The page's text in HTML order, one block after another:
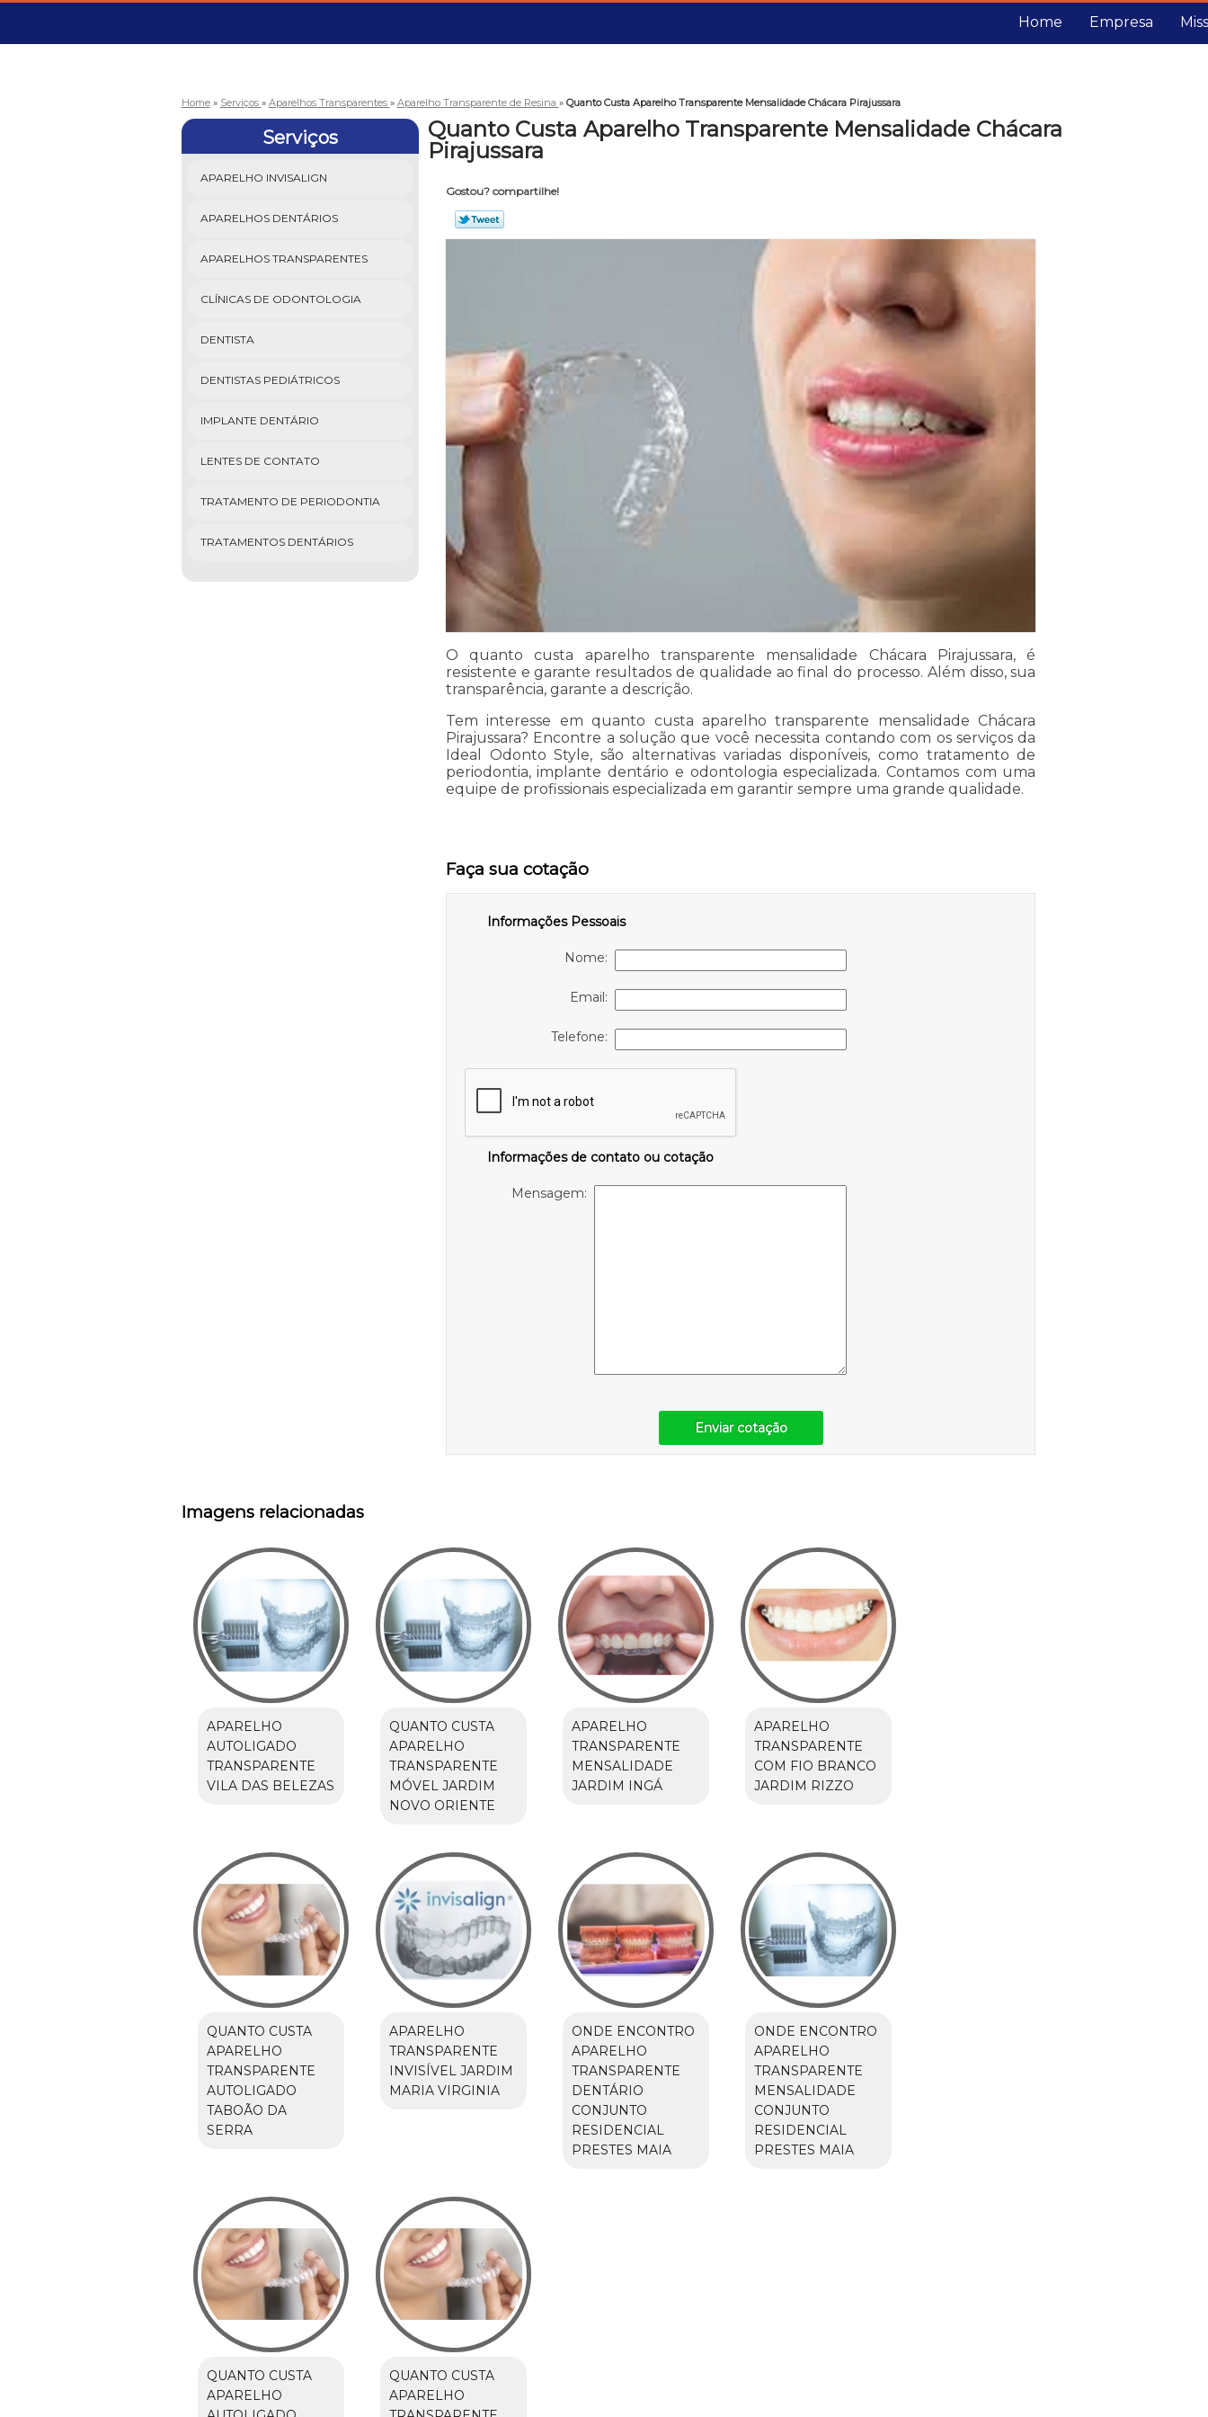
Home Empresa
Home » Serviços » Aparelhos Transparentes » Aparelho Transparente de Resina » Quanto Custa Aparelho Transparente Mensalidade Chácara Pirajussara
Serviços
APARELHO INVISALIGN
APARELHOS DENTÁRIOS
APARELHOS TRANSPARENTES
CLÍNICAS DE ODONTOLOGIA
DENTISTA
DENTISTAS PEDIÁTRICOS
IMPLANTE DENTÁRIO
LENTES DE CONTATO
TRATAMENTO DE PERIODONTIA
TRATAMENTOS DENTÁRIOS
Quanto Custa Aparelho Transparente Mensalidade Chácara
Pirajussara
Gostou? compartilhe!
O quanto custa aparelho transparente mensalidade Chácara Pirajussara, é
resistente e garante resultados de qualidade ao final do processo. Além disso, sua
transparência, garante a descrição.
Tem interesse em quanto custa aparelho transparente mensalidade Chácara
Pirajussara? Encontre a solução que você necessita contando com os serviços da
Ideal Odonto Style, são alternativas variadas disponíveis, como tratamento de
periodontia, implante dentário e odontologia especializada. Contamos com uma
equipe de profissionais especializada em garantir sempre uma grande qualidade.
Faça sua cotação
Informações Pessoais
Nome:
Email:
Telefone:
Informações de contato ou cotação
Mensagem:
Enviar cotação
Imagens relacionadas
APARELHO
AUTOLIGADO
TRANSPARENTE
VILA DAS BELEZAS
QUANTO CUSTA
APARELHO
TRANSPARENTE
MÓVEL JARDIM
NOVO ORIENTE
APARELHO
TRANSPARENTE
MENSALIDADE
JARDIM INGÁ
APARELHO
TRANSPARENTE
COM FIO BRANCO
JARDIM RIZZO
QUANTO CUSTA
APARELHO
TRANSPARENTE
AUTOLIGADO
TABOÃO DA
SERRA
APARELHO
TRANSPARENTE
INVISÍVEL JARDIM
MARIA VIRGINIA
ONDE ENCONTRO
APARELHO
TRANSPARENTE
DENTÁRIO
CONJUNTO
RESIDENCIAL
PRESTES MAIA
ONDE ENCONTRO
APARELHO
TRANSPARENTE
MENSALIDADE
CONJUNTO
RESIDENCIAL
PRESTES MAIA
QUANTO CUSTA
APARELHO
QUANTO CUSTA
APARELHO